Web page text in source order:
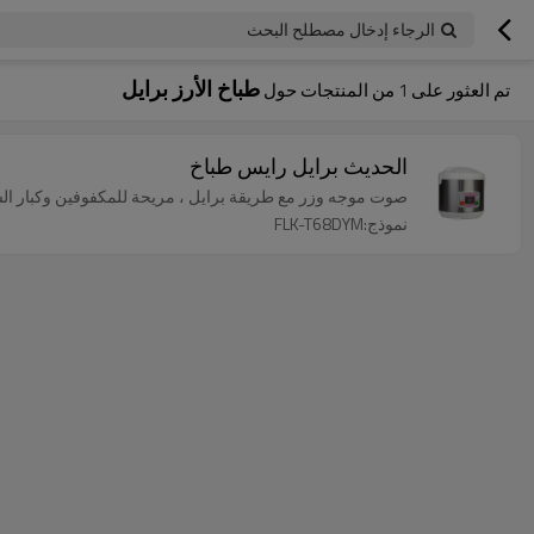
الرجاء إدخال مصطلح البحث
تم العثور على 1 من المنتجات حولطباخ الأرز برايل
الحديث برايل رايس طباخ
صوت موجه وزر مع طريقة برايل ، مريحة للمكفوفين وكبار
نموذج:FLK-T68DYM